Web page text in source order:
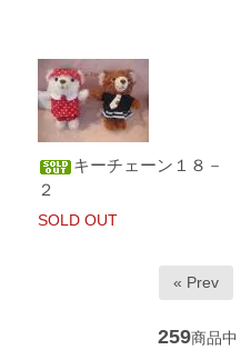
キーチェーン１８－
２
SOLD OUT
« Prev
259商品中